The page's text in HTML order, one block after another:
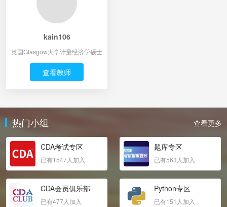
kain106
英国Glasgow大学计量经济学硕士
查看教师
热门小组 查看更多
CDA考试专区
已有1547人加入
题库专区
已有563人加入
CDA会员俱乐部
已有477人加入
Python专区
已有151人加入